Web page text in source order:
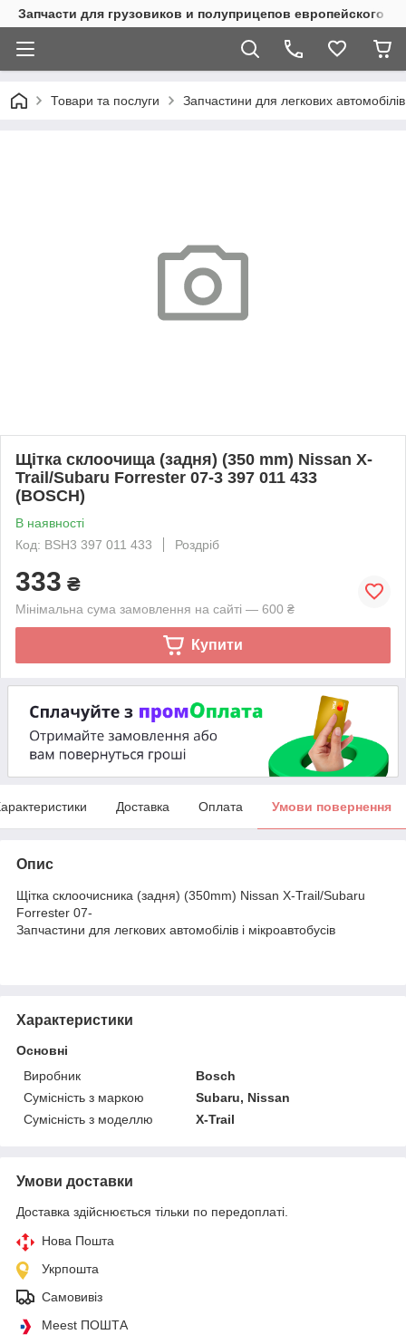
Запчасти для грузовиков и полуприцепов европейского
Товари та послуги Запчастини для легкових автомобілів
Щітка склоочища (задня) (350 mm) Nissan X-
Trail/Subaru Forrester 07-3 397 011 433
(BOSCH)
В наявності
Код: BSH3 397 011 433
Роздріб
333 ₴
Мінімальна сума замовлення на сайті — 600 ₴
Купити
Доставка Оплата Умови повернення
Опис
Щітка склоочисника (задня) (350mm) Nissan X-Trail/Subaru
Forrester 07-
Запчастини для легкових автомобілів і мікроавтобусів
Характеристики
Основні
Виробник
Bosch
Сумісність з маркою
Subaru, Nissan
Сумісність з моделлю
X-Trail
Умови доставки
Доставка здійснюється тільки по передоплаті.
Нова Пошта
Укрпошта
Самовивіз
Meest ПОШТА